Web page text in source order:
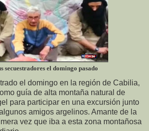
secuestradores el domingo pasado
el domingo en la región de Cabilia,
guía de alta montaña natural de
para participar en una excursión junto
amigos argelinos. Amante de la
vez que iba a esta zona montañosa